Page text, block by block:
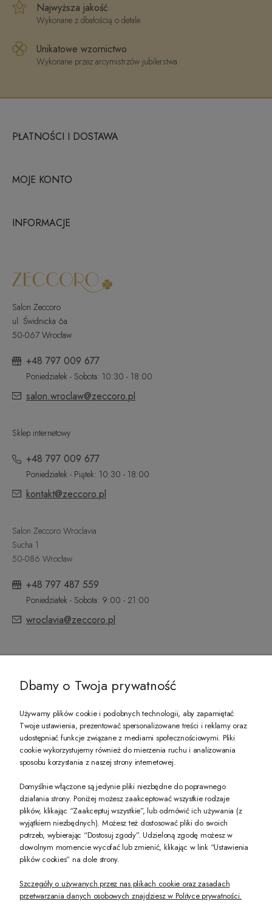
Najwyższa jakość
Wykonane z dbałością o detale
Unikatowe wzornictwo
Wykonane przez arcymistrzów jubilerstwa
PŁATNOŚCI I DOSTAWA
MOJE KONTO
INFORMACJE
Salon Zeccoro
ul. Świdnicka 6a
50-067 Wrocław
+48 797 009 677
Poniedziałek - Sobota: 10:30 - 18:00
salon.wroclaw@zeccoro.pl
Sklep internetowy
+48 797 009 677
Poniedziałek - Piątek: 10:30 - 18:00
kontakt@zeccoro.pl
Salon Zeccoro Wroclavia
Sucha 1
50-086 Wrocław
+48 797 487 559
Poniedziałek - Sobota: 9:00 - 21:00
wroclavia@zeccoro.pl
PREZENT DLA CIEBIE!
-10% na pierwsze zakupy na zeccoro.pl Gdy zapiszesz się do naszego
Twoje dane będą przetwarzane zgodnie z nasząpolityką prywatności
POKAŻ PEŁNĄ WERSJĘ STRONY
Dbamy o Twoja prywatność
Używamy plików cookie i podobnych technologii, aby zapamiętać
Twoje ustawienia, prezentować spersonalizowane treści i reklamy oraz
udostępniać funkcje związane z mediami społecznościowymi. Pliki
cookie wykorzystujemy również do mierzenia ruchu i analizowania
sposobu korzystania z naszej strony internetowej.
Domyślnie włączone są jedynie pliki niezbędne do poprawnego
działania strony. Poniżej możesz zaakceptować wszystkie rodzaje
plików, klikając “Zaakceptuj wszystkie”, lub odmówić ich używania (z
wyjątkiem niezbędnych). Możesz też dostosować pliki do swoich
potrzeb, wybierając “Dostosuj zgody”. Udzieloną zgodę możesz w
dowolnym momencie wycofać lub zmienić, klikając w link “Ustawienia
plików cookies” na dole strony.
Szczegóły o używanych przez nas plikach cookie oraz zasadach
przetwarzania danych osobowych znajdziesz w Polityce prywatności.